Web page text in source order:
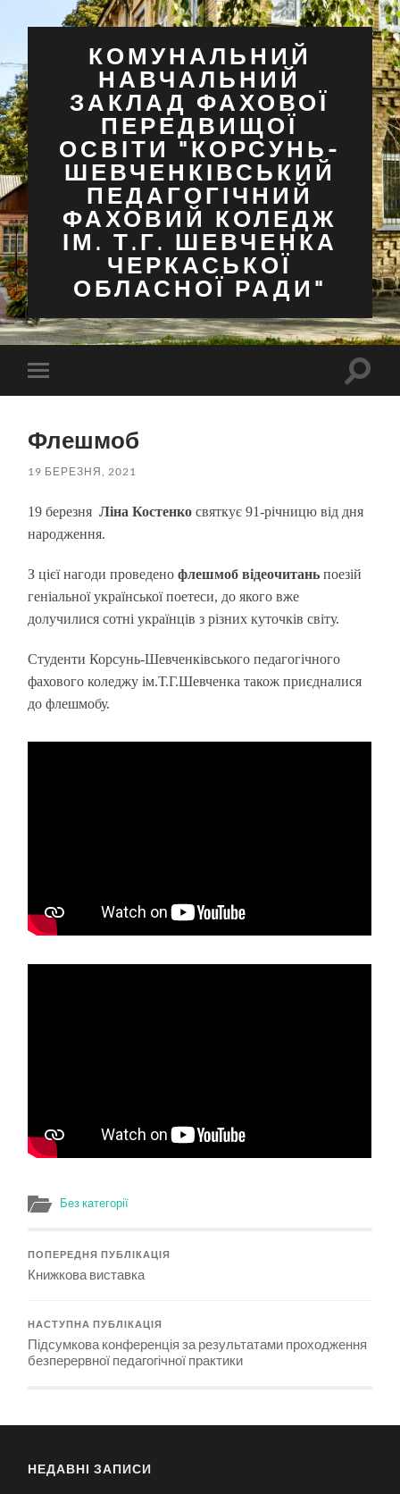
КОМУНАЛЬНИЙ
НАВЧАЛЬНИЙ
ЗАКЛАД ФАХОВОЇ
ПЕРЕДВИЩОЇ
ОСВІТИ "КОРСУНЬ-
ШЕВЧЕНКІВСЬКИЙ
ПЕДАГОГІЧНИЙ
ФАХОВИЙ КОЛЕДЖ
ІМ. Т.Г. ШЕВЧЕНКА
ЧЕРКАСЬКОЇ
ОБЛАСНОЇ РАДИ"
Перемкнути
мобільне
Флешмоб
19 БЕРЕЗНЯ, 2021
19 березняЛіна Костенко святкує 91-річницю від дня
народження.
З цієї нагоди проведено флешмоб відеочитань поезій
геніальної української поетеси, до якого вже
долучилися сотні українців з різних куточків світу.
Студенти Корсунь-Шевченківського педагогічного
фахового коледжу ім.Т.Г.Шевченка також приєдналися
до флешмобу.
Без категорії
ПОПЕРЕДНЯ ПУБЛІКАЦІЯ
Книжкова виставка
НАСТУПНА ПУБЛІКАЦІЯ
Підсумкова конференція за результатами проходження
безперервної педагогічної практики
НЕДАВНІ ЗАПИСИ